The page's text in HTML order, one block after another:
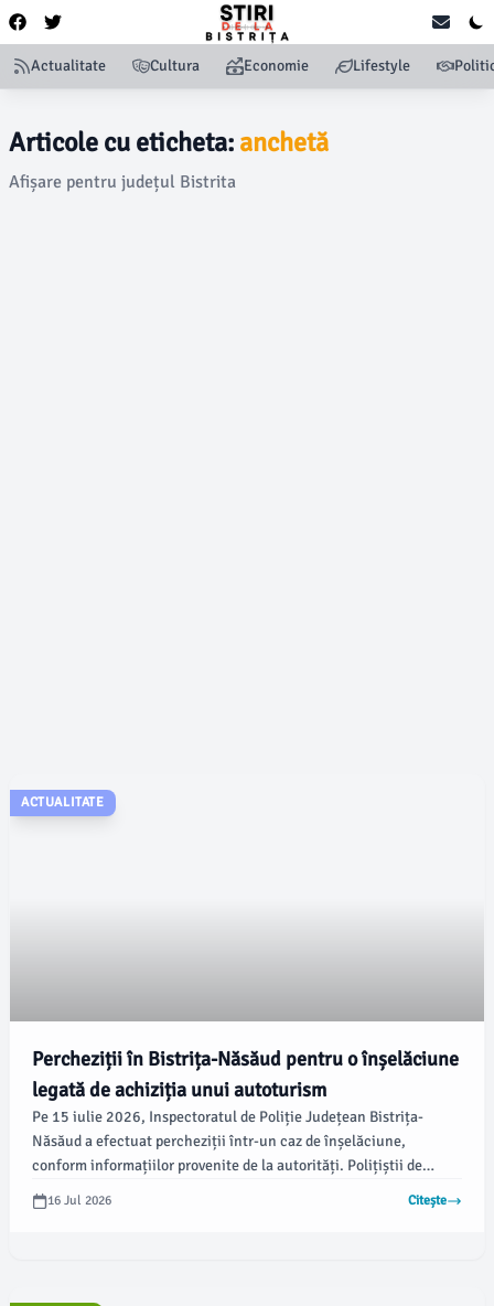
Actualitate Cultura Economie Lifestyle
Articole cu eticheta: anchetă
Afișare pentru județul Bistrita
ACTUALITATE
Percheziții în Bistrița-Năsăud pentru o înșelăciune
legată de achiziția unui autoturism
Pe 15 iulie 2026, Inspectoratul de Poliție Județean Bistrița-
Năsăud a efectuat percheziții într-un caz de înșelăciune,
conform informațiilor provenite de la autorități. Polițiștii de
investigații criminale, sub coordonarea Parchetului de pe lângă
Judecătoria Bistrița, au acționat după ce un bărbat din Uriu ar fi
16 Jul 2026 Citește